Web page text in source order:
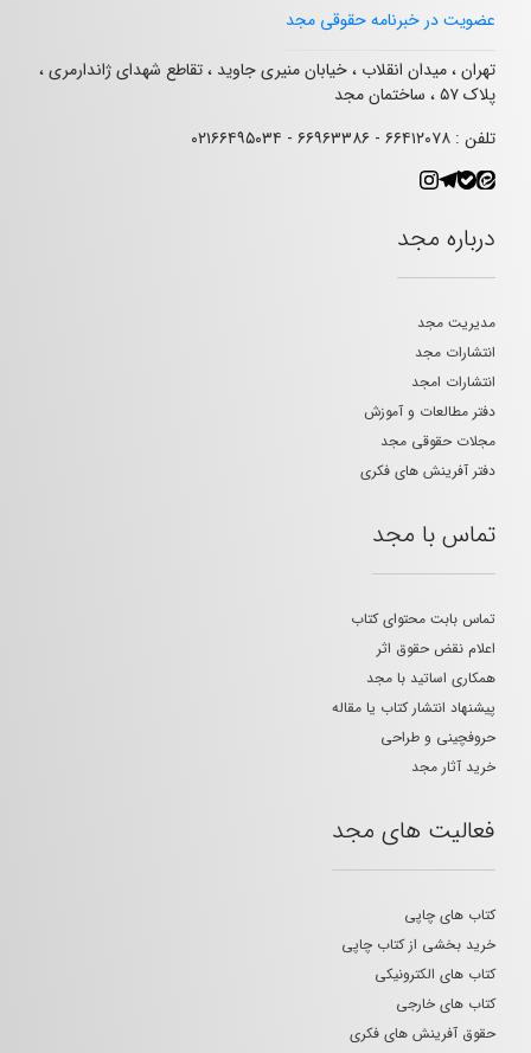
عضویت در خبرنامه حقوقی مجد
تهران ، میدان انقلاب ، خیابان منیری جاوید ، تقاطع شهدای ژاندارمری ،
پلاک ۵۷ ، ساختمان مجد
تلفن : ۶۶۴۱۲۰۷۸ - ۶۶۹۶۳۳۸۶ - ۰۲۱۶۶۴۹۵۰۳۴
درباره مجد
مدیریت مجد
انتشارات مجد
انتشارات امجد
دفتر مطالعات و آموزش
مجلات حقوقی مجد
دفتر آفرینش های فکری
تماس با مجد
تماس بابت محتوای کتاب
اعلام نقض حقوق اثر
همکاری اساتید با مجد
پیشنهاد انتشار کتاب یا مقاله
حروفچینی و طراحی
خرید آثار مجد
فعالیت های مجد
کتاب های چاپی
خرید بخشی از کتاب چاپی
کتاب های الکترونیکی
کتاب های خارجی
حقوق آفرینش های فکری